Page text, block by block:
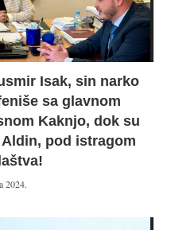
Isak, sin narko
sa glavnom
Kaknjo, dok su
pod istragom
2024.